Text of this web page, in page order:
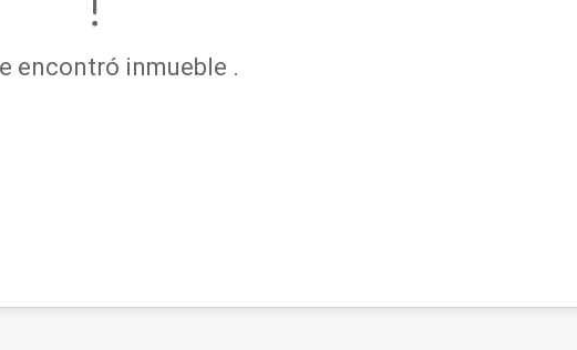
encontró inmueble .